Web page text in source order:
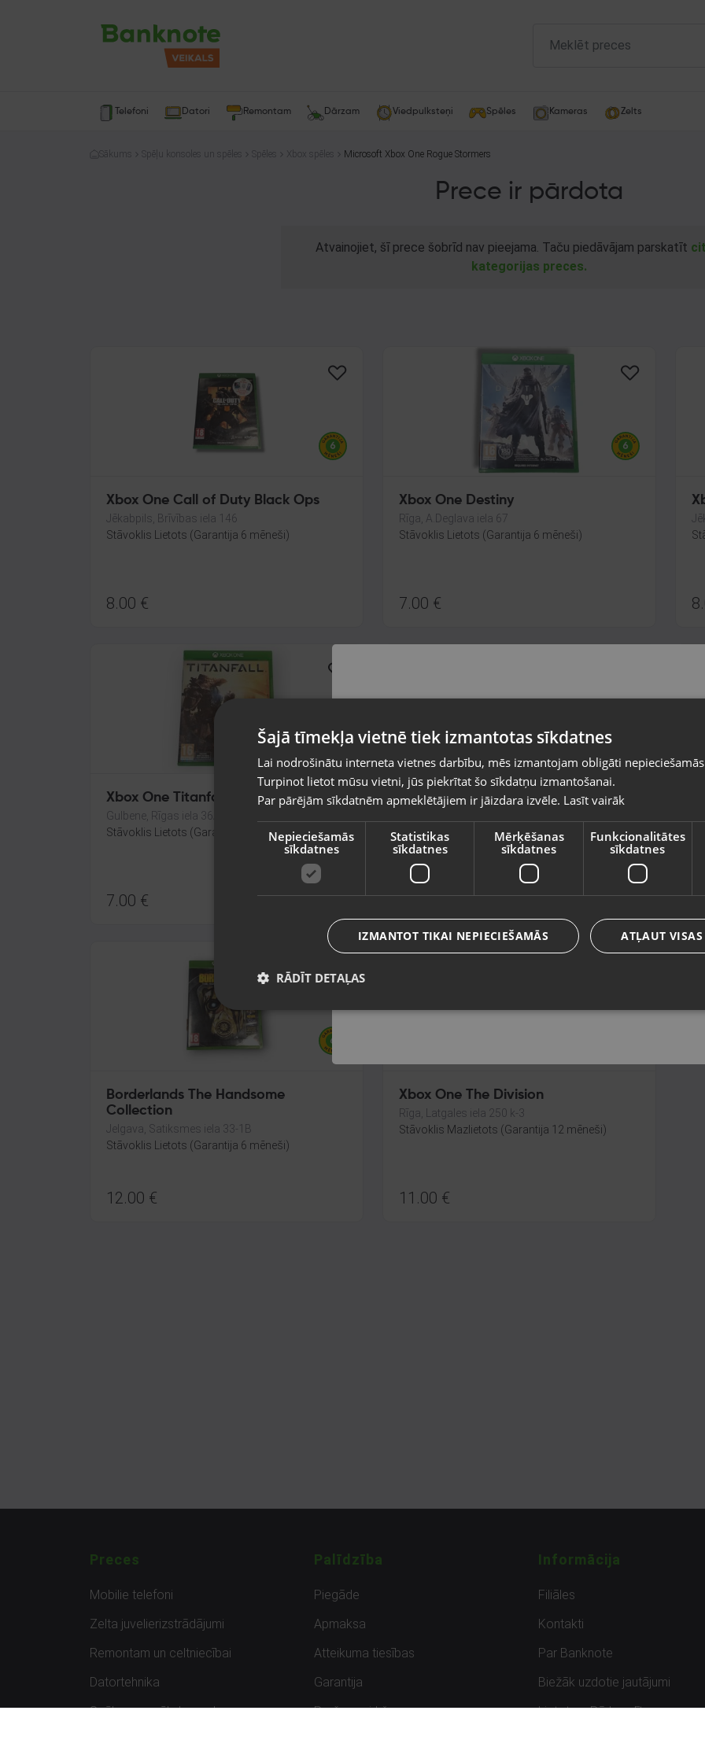
Telefoni Datori Remontam Dārzam Viedpulksteņi Spēles Kameras Zelts
Sākums Spēļu konsoles un spēles Spēles Xbox spēles Microsoft Xbox One Rogue Stormers
Prece ir pārdota
Atvainojiet, šī prece šobrīd nav pieejama. Taču piedāvājam parskatīt
kategorijas preces.
Xbox One Call of Duty Black Ops
Jēkabpils, Brīvības iela 146
Stāvoklis Lietots (Garantija 6 mēneši)
8.00 €
Xbox One Destiny
Rīga, A.Deglava iela 67
Stāvoklis Lietots (Garantija 6 mēneši)
7.00 €
Xbox One Titanfall
Gulbene, Rīgas iela 36A
Stāvoklis Lietots (Garantija 6 mēneši)
7.00 €
Destiny
Stāvoklis Lietots (Garantija 6 mēneši)
7.00€
Borderlands The Handsome
Collection
Jelgava, Satiksmes iela 33-1B
Stāvoklis Lietots (Garantija 6 mēneši)
12.00 €
Xbox One The Division
Rīga, Latgales iela 250 k-3
Stāvoklis Mazlietots (Garantija 12 mēneši)
11.00 €
Preces
Mobilie telefoni
Zelta juvelierizstrādājumi
Remontam un celtniecībai
Datortehnika
Spēles un spēļu konsoles
Palīdzība
Piegāde
Apmaksa
Atteikuma tiesības
Garantija
Preču uzpirkšana
Informācija
Filiāles
Kontakti
Par Banknote
Biežāk uzdotie jautājumi
Lietots – Pārbaudīts
valsti
Vietnes saturs būs attēlots izvēlētajā valodā
Valsts
Valoda
Latviešu / Latvian
Šajā tīmekļa vietnē tiek izmantotas sīkdatnes
Lai nodrošinātu interneta vietnes darbību, mēs izmantojam obligāti
Turpinot lietot mūsu vietni, jūs piekrītat šo sīkdatņu izmantošanai.
Par pārējām sīkdatnēm apmeklētājiem ir jāizdara izvēle. Lasīt vairāk
Nepieciešamās
sīkdatnes
Statistikas
sīkdatnes
Mērķēšanas
sīkdatnes
Funkcionalitātes
sīkdatnes
ATĻAUT
IZMANTOT TIKAI NEPIECIEŠAMĀS
RĀDĪT DETAĻAS